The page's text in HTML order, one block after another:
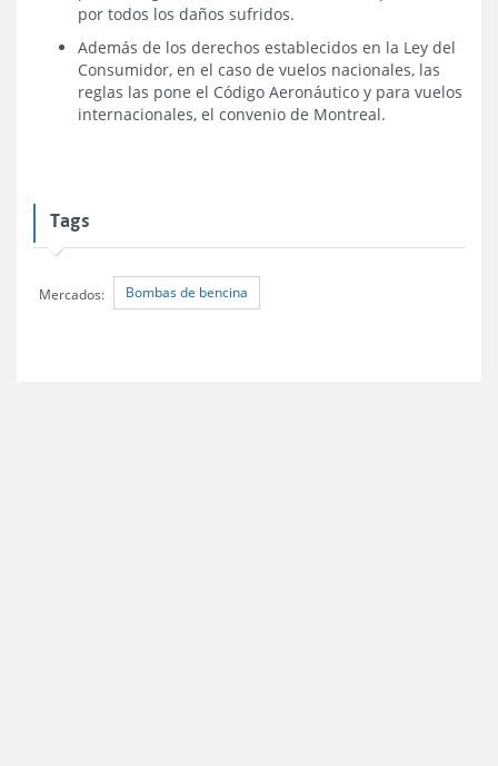
por todos los daños sufridos.
Además de los derechos establecidos en la Ley del
Consumidor, en el caso de vuelos nacionales, las
reglas las pone el Código Aeronáutico y para vuelos
internacionales, el convenio de Montreal.
Tags
Mercados: Bombas de bencina